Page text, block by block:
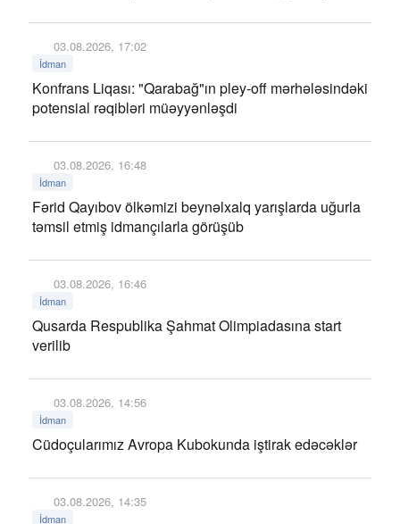
03.08.2026, 17:02
İdman
Konfrans Liqası: "Qarabağ"ın pley-off mərhələsindəki
potensial rəqibləri müəyyənləşdi
03.08.2026, 16:48
İdman
Fərid Qayıbov ölkəmizi beynəlxalq yarışlarda uğurla
təmsil etmiş idmançılarla görüşüb
03.08.2026, 16:46
İdman
Qusarda Respublika Şahmat Olimpiadasına start
verilib
03.08.2026, 14:56
İdman
Cüdoçularımız Avropa Kubokunda iştirak edəcəklər
03.08.2026, 14:35
İdman